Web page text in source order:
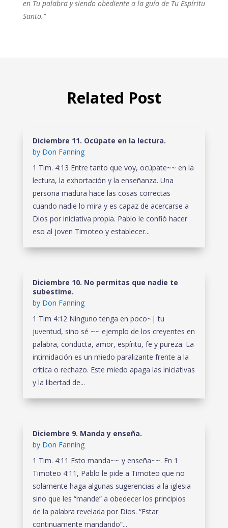
en Tu palabra y siendo obediente a la guía de Tu Espíritu
Santo.”
Related Post
Diciembre 11. Ocúpate en la lectura.
by Don Fanning
1 Tim. 4:13 Entre tanto que voy, ocúpate~~ en la
lectura, la exhortación y la enseñanza. Una
persona madura hace las cosas correctas
cuando nadie lo mira y es capaz de acercarse a
Dios por iniciativa propia. Pablo le confió hacer
eso al joven Timoteo y establecer...
Diciembre 10. No permitas que nadie te
subestime.
by Don Fanning
1 Tim 4:12 Ninguno tenga en poco~| tu
juventud, sino sé ~~ ejemplo de los creyentes en
palabra, conducta, amor, espíritu, fe y pureza. La
intimidación es un miedo paralizante frente a la
crítica o rechazo. Este miedo apaga las iniciativas
y la libertad de...
Diciembre 9. Manda y enseña.
by Don Fanning
1 Tim. 4:11 Esto manda~~ y enseña~~. En 1
Timoteo 4:11, Pablo le pide a Timoteo que no
solamente haga algunas sugerencias a la iglesia
sino que les “mande” a obedecer los principios
de la palabra revelada por Dios. “Estar
continuamente mandando”...